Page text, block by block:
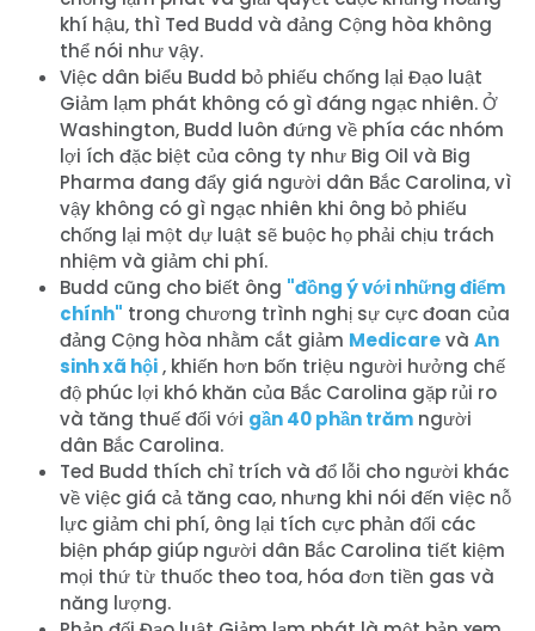
khí hậu, thì Ted Budd và đảng Cộng hòa không
thể nói như vậy.
Việc dân biểu Budd bỏ phiếu chống lại Đạo luật
Giảm lạm phát không có gì đáng ngạc nhiên. Ở
Washington, Budd luôn đứng về phía các nhóm
lợi ích đặc biệt của công ty như Big Oil và Big
Pharma đang đẩy giá người dân Bắc Carolina, vì
vậy không có gì ngạc nhiên khi ông bỏ phiếu
chống lại một dự luật sẽ buộc họ phải chịu trách
nhiệm và giảm chi phí.
Budd cũng cho biết ông "đồng ý với những điểm
chính" trong chương trình nghị sự cực đoan của
đảng Cộng hòa nhằm cắt giảm Medicarevà An
sinh xã hội, khiến hơn bốn triệu người hưởng chế
độ phúc lợi khó khăn của Bắc Carolina gặp rủi ro
và tăng thuế đối với gần 40 phần trăm người
dân Bắc Carolina.
Ted Budd thích chỉ trích và đổ lỗi cho người khác
về việc giá cả tăng cao, nhưng khi nói đến việc nỗ
lực giảm chi phí, ông lại tích cực phản đối các
biện pháp giúp người dân Bắc Carolina tiết kiệm
mọi thứ từ thuốc theo toa, hóa đơn tiền gas và
năng lượng.